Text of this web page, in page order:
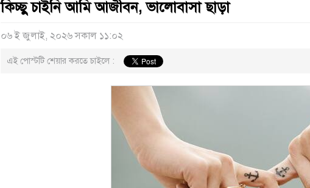
কিচ্ছু চাইনি আমি আজীবন, ভালোবাসা ছাড়া
০৬ ই জুলাই, ২০২৬ সকাল ১১:০২
এই পোস্টটি শেয়ার করতে চাইলে :